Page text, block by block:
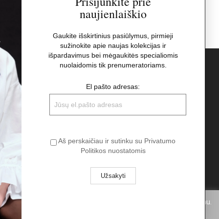
Politikos nuostatomis
Spausdami „Aš sutinku“ Jūs sutinkate su slapukų naudojimu.
naujienlaiškio
Gaukite išskirtinius pasiūlymus, pirmieji
sužinokite apie naujas kolekcijas ir
išpardavimus bei mėgaukitės specialiomis
nuolaidomis tik prenumeratoriams.
El pašto adresas:
Aš perskaičiau ir sutinku su Privatumo
Politikos nuostatomis